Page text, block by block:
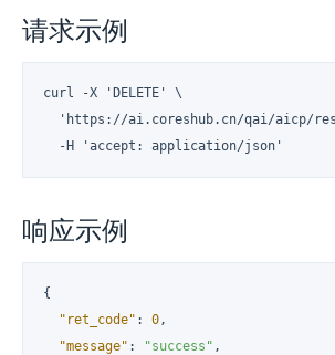
请求示例
curl -X 'DELETE' \
'https://ai.coreshub.cn/qai/aicp/
  -H 'accept: application/json'
响应示例
{
"ret_code" : 0,
"message" : "success" ,